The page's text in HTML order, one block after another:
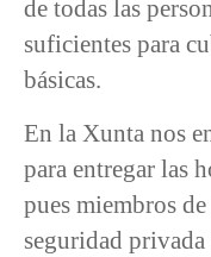
de todas las
suficientes para
básicas.
En la Xunta nos
para entregar las
pues miembros
seguridad